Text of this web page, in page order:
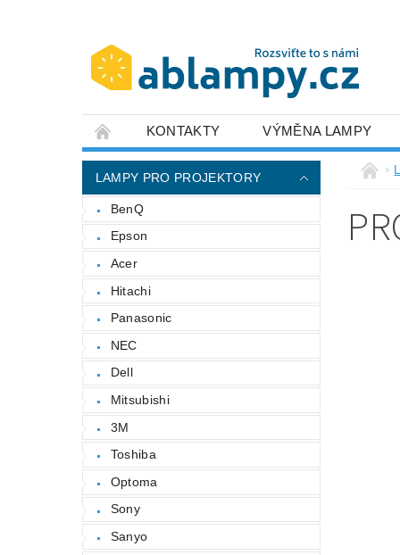
KONTAKTY VÝMĚNA LAMPY
LAMPY PRO PROJEKTORY
BenQ
Epson
Acer
Hitachi
Panasonic
NEC
Dell
Mitsubishi
3M
Toshiba
Optoma
Sony
Sanyo